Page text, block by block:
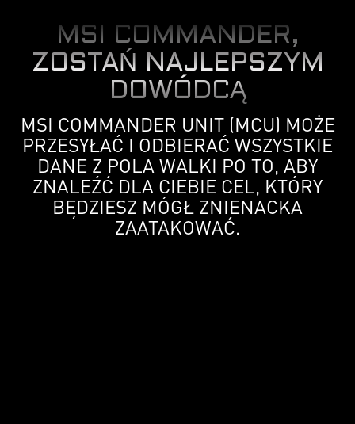
MSI COMMANDER,
ZOSTAŃ NAJLEPSZYM
DOWÓDCĄ
MSI COMMANDER UNIT (MCU) MOŻE
PRZESYŁAĆ I ODBIERAĆ WSZYSTKIE
DANE Z POLA WALKI PO TO, ABY
ZNALEŹĆ DLA CIEBIE CEL, KTÓRY
BĘDZIESZ MÓGŁ ZNIENACKA
ZAATAKOWAĆ.